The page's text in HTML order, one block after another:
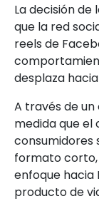
La decisión de
que la red
reels de
desplaza
A través de un
medida que
consumidores
formato
enfoque hacia
producto de